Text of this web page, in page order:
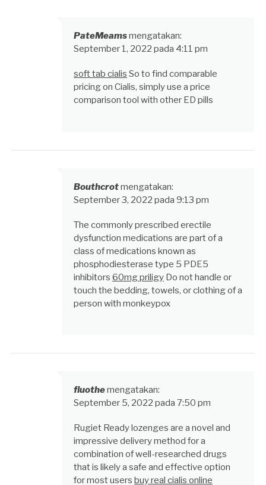
PateMeamsmengatakan:
September 1, 2022 pada 4:11 pm
soft tab cialis So to find comparable
pricing on Cialis, simply use a price
comparison tool with other ED pills
Bouthcrotmengatakan:
September 3, 2022 pada 9:13 pm
The commonly prescribed erectile
dysfunction medications are part of a
class of medications known as
phosphodiesterase type 5 PDE5
inhibitors 60mg priligy Do not handle or
touch the bedding, towels, or clothing of a
person with monkeypox
fluothemengatakan:
September 5, 2022 pada 7:50 pm
Rugiet Ready lozenges are a novel and
impressive delivery method for a
combination of well-researched drugs
that is likely a safe and effective option
for most users buy real cialis online